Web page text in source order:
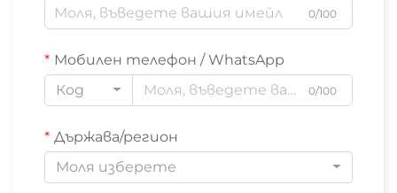
0/100
Мобилен телефон / WhatsApp
Код
0/100
Държава/регион
Моля изберете